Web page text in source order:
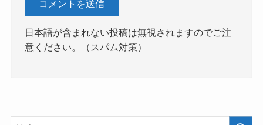
日本語が含まれない投稿は無視されますのでご注
意ください。（スパム対策）